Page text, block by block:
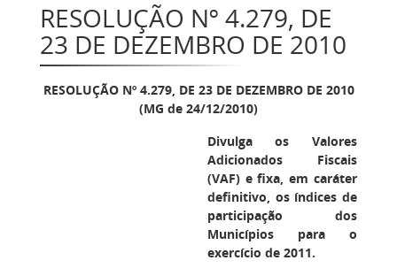
RESOLUÇÃO Nº 4.279, DE
23 DE DEZEMBRO DE 2010
RESOLUÇÃO Nº 4.279, DE 23 DE DEZEMBRO DE 2010
(MG de 24/12/2010)
Divulga os Valores
Adicionados Fiscais
(VAF) e fixa, em caráter
definitivo, os índices de
participação dos
Municípios para o
exercício de 2011.